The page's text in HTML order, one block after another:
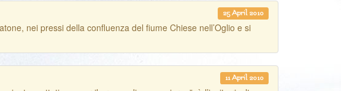
25 April 2010
nei pressi della confluenza del fiume Chiese nell’Oglio e si
11 April 2010